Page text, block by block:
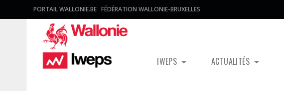
PORTAIL WALLONIE.BE FÉDÉRATION WALLONIE-BRUXELLES
IWEPS ACTUALITÉS